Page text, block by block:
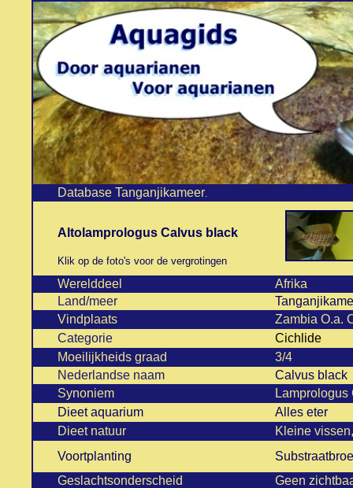
Database Tanganjikameer.
Altolamprologus Calvus black
Klik op de foto's voor de vergrotingen
Werelddeel
Afrika
Land/meer
Vindplaats
Zambia O.a.
Categorie
Cichlide
Moeilijkheids graad
3/4
Nederlandse naam
Calvus black
Synoniem
Dieet aquarium
Alles eter
Dieet natuur
Kleine
Voortplanting
Geslachtsonderscheid
Geen